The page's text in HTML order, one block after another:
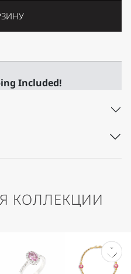
Included!
КОЛЛЕКЦИИ